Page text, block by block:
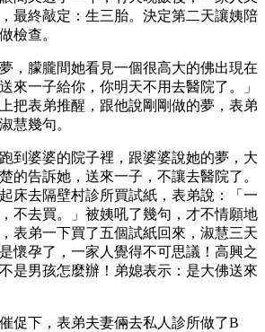
最終敲定：生三胎。決定第二天讓姨陪
檢查。
，朦朧間她看見一個很高大的佛出現在
來一子給你，你明天不用去醫院了。」
把表弟推醒，跟他說剛剛做的夢，表弟
慧幾句。
到婆婆的院子裡，跟婆婆說她的夢，大
的告訴她，送來一子，不讓去醫院了。
床去隔壁村診所買試紙，表弟說：「一
不去買。」被姨吼了幾句，才不情願地
表弟一下買了五個試紙回來，淑慧三天
懷孕了，一家人覺得不可思議！高興之
是男孩怎麼辦！弟媳表示：是大佛送來
促下，表弟夫妻倆去私人診所做了B